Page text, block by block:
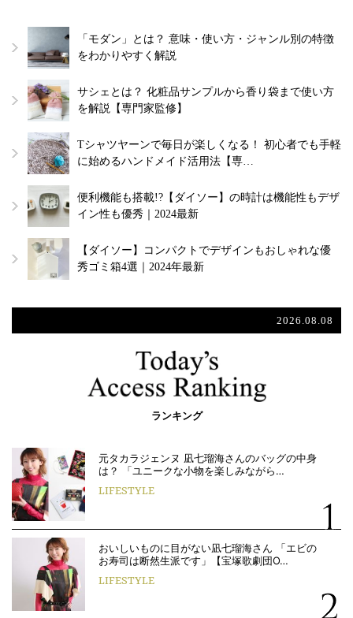
「モダン」とは？ 意味・使い方・ジャンル別の特徴
をわかりやすく解説
サシェとは？ 化粧品サンプルから香り袋まで使い方
を解説【専門家監修】
Tシャツヤーンで毎日が楽しくなる！ 初心者でも手軽
に始めるハンドメイド活用法【専…
便利機能も搭載!?【ダイソー】の時計は機能性もデザ
イン性も優秀｜2024最新
【ダイソー】コンパクトでデザインもおしゃれな優
秀ゴミ箱4選｜2024年最新
2026.08.08
ランキング
元タカラジェンヌ 凪七瑠海さんのバッグの中身
は？ 「ユニークな小物を楽しみながら…
LIFESTYLE
おいしいものに目がない凪七瑠海さん 「エビの
お寿司は断然生派です」【宝塚歌劇団O…
LIFESTYLE